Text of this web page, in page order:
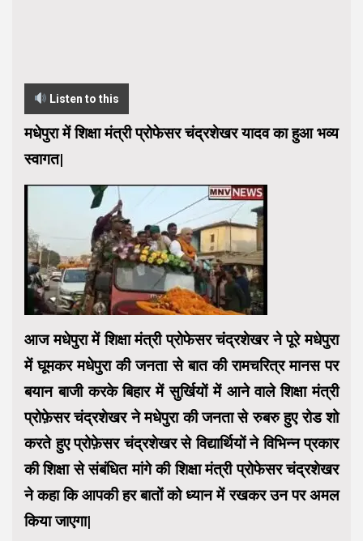
Listen to this
मधेपुरा में शिक्षा मंत्री प्रोफेसर चंद्रशेखर यादव का हुआ भव्य
स्वागत|
आज मधेपुरा में शिक्षा मंत्री प्रोफेसर चंद्रशेखर ने पूरे मधेपुरा
में घूमकर मधेपुरा की जनता से बात की रामचरित्र मानस पर
बयान बाजी करके बिहार में सुर्खियों में आने वाले शिक्षा मंत्री
प्रोफ़ेसर चंद्रशेखर ने मधेपुरा की जनता से रुबरु हुए रोड शो
करते हुए प्रोफ़ेसर चंद्रशेखर से विद्यार्थियों ने विभिन्न प्रकार
की शिक्षा से संबंधित मांगे की शिक्षा मंत्री प्रोफेसर चंद्रशेखर
ने कहा कि आपकी हर बातों को ध्यान में रखकर उन पर अमल
किया जाएगा|